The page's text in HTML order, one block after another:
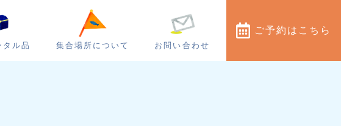
タル品 集合場所について お問い合わせ
ご予約 はこちら